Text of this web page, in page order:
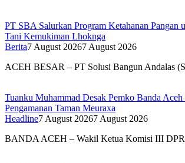
PT SBA Salurkan Program Ketahanan Pangan
Tani Kemukiman Lhoknga
Berita7 August 20267 August 2026
ACEH BESAR – PT Solusi Bangun Andalas
Tuanku Muhammad Desak Pemko Banda Aceh
Pengamanan Taman Meuraxa
Headline7 August 20267 August 2026
BANDA ACEH – Wakil Ketua Komisi III